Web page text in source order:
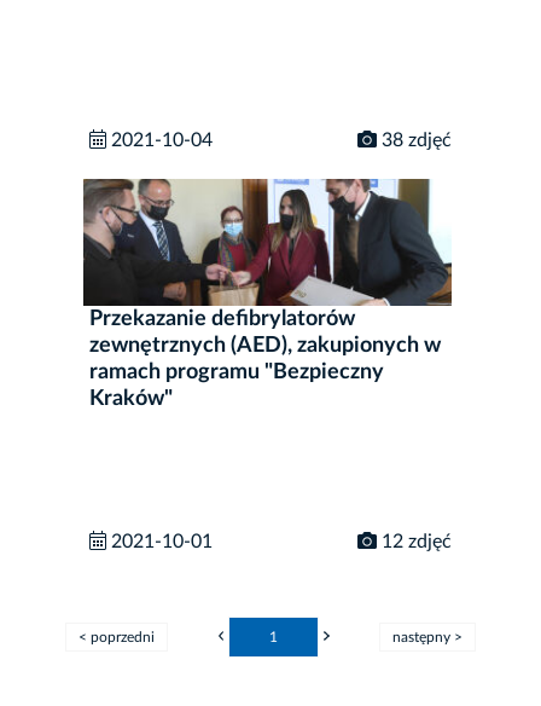
2021-10-04 38 zdjęć
Przekazanie defibrylatorów
zewnętrznych (AED), zakupionych w
ramach programu "Bezpieczny
Kraków"
2021-10-01 12 zdjęć
< poprzedni 1 następny >